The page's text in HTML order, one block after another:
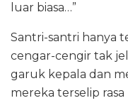
luar biasa…”
Santri-santri hanya
cengar-cengir tak
garuk kepala dan
mereka terselip